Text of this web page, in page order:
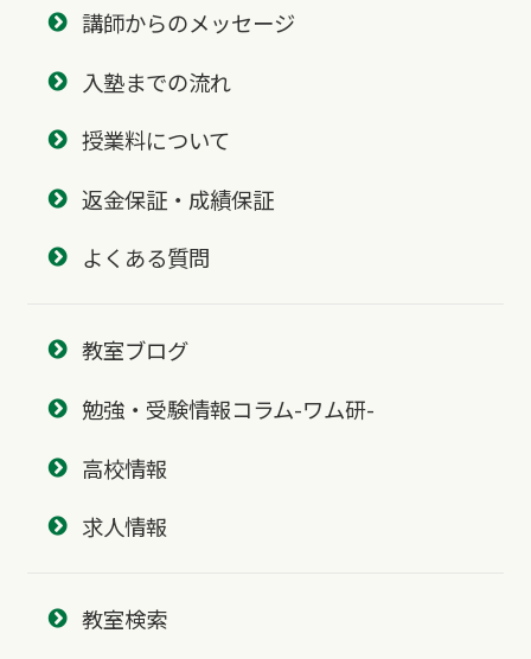
講師からのメッセージ
入塾までの流れ
授業料について
返金保証・成績保証
よくある質問
教室ブログ
勉強・受験情報コラム-ワム研-
高校情報
求人情報
教室検索